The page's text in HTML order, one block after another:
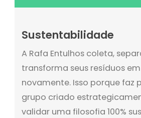
Sustentabilidade
A Rafa Entulhos coleta,
transforma seus resíduos
novamente. Isso porque faz
grupo criado
validar uma filosofia 100%